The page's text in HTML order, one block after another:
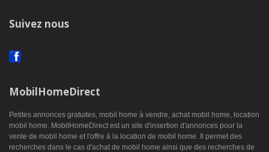
Suivez nous
MobilHomeDirect
Petites annonces gratuites, mobil home à vendre, achat mobil home, location
mobil home. MobilHomeDirect est un site d'insertion d'annonces pour la
vente de mobil home et l'offre à la location de mobil home. Il permet des
recherches dans le cas d'achat de mobil home ainsi que des recherches de